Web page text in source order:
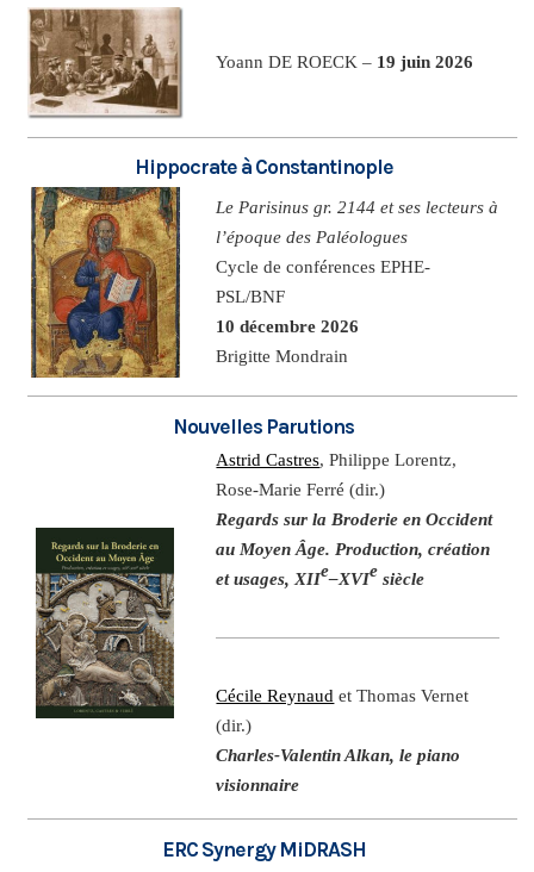
Yoann DE ROECK – 19 juin 2026
Hippocrate à Constantinople
Le Parisinus gr. 2144 et ses lecteurs à
l’époque des Paléologues
Cycle de conférences EPHE-
PSL/BNF
10 décembre 2026
Brigitte Mondrain
Nouvelles Parutions
Astrid Castres, Philippe Lorentz,
Rose-Marie Ferré (dir.)
Regards sur la Broderie en Occident
au Moyen Âge. Production, création
et usages, XIIe–XVIe siècle
Cécile Reynaud et Thomas Vernet
(dir.)
Charles-Valentin Alkan, le piano
visionnaire
ERC Synergy MiDRASH